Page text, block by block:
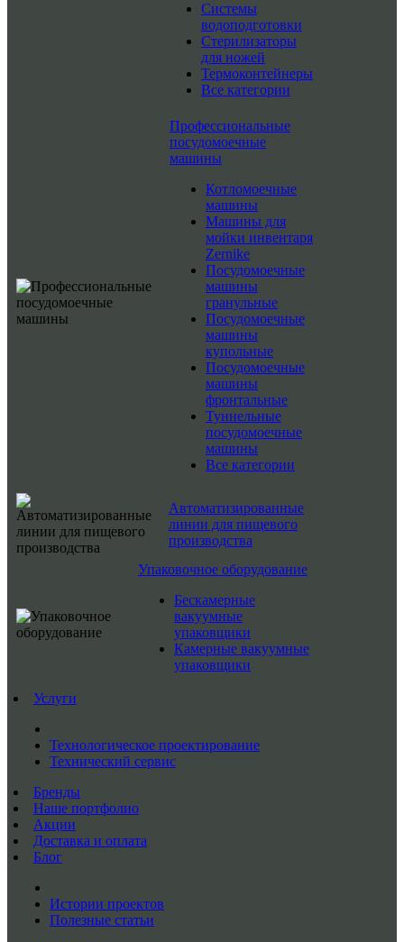
Системы
водоподготовки
Стерилизаторы
для ножей
Термоконтейнеры
Все категории
Профессиональные
посудомоечные
машины
Котломоечные
машины
Машины для
мойки инвентаря
Zernike
Посудомоечные
машины
гранульные
Посудомоечные
машины
купольные
Посудомоечные
машины
фронтальные
Туннельные
посудомоечные
машины
Все категории
Автоматизированные
линии для пищевого
производства
Упаковочное оборудование
Бескамерные
вакуумные
упаковщики
Камерные вакуумные
упаковщики
Услуги
Технологическое проектирование
Технический сервис
Бренды
Наше портфолио
Акции
Доставка и оплата
Блог
Истории проектов
Полезные статьи